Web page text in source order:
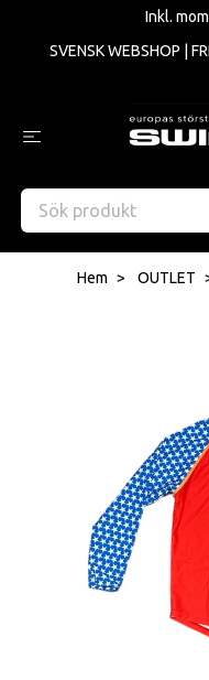
Inkl.
SVENSK WEBSHOP |
Hem OUTLET